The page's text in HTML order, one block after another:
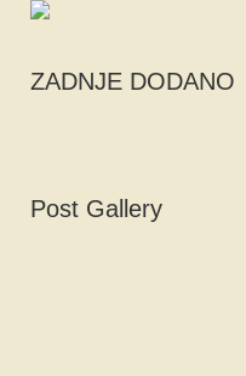
ZADNJE DODANO
Post Gallery